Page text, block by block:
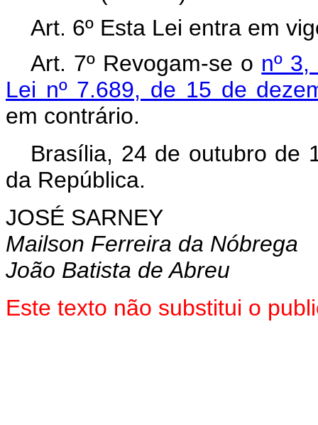
Art. 6º Esta Lei entra em
Art. 7º Revogam-se o nº
Lei nº 7.689, de 15 de
em contrário.
Brasília, 24 de outubro de
da República.
JOSÉ SARNEY
Mailson Ferreira da Nóbrega
João Batista de Abreu
Este texto não substitui o